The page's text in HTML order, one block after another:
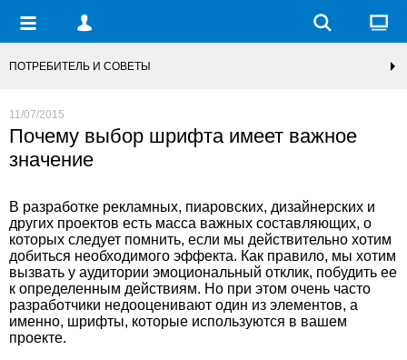
ПОТРЕБИТЕЛЬ И СОВЕТЫ
11/07/2015
Почему выбор шрифта имеет важное
значение
В разработке рекламных, пиаровских, дизайнерских и
других проектов есть масса важных составляющих, о
которых следует помнить, если мы действительно хотим
добиться необходимого эффекта. Как правило, мы хотим
вызвать у аудитории эмоциональный отклик, побудить ее
к определенным действиям. Но при этом очень часто
разработчики недооценивают один из элементов, а
именно, шрифты, которые используются в вашем
проекте.